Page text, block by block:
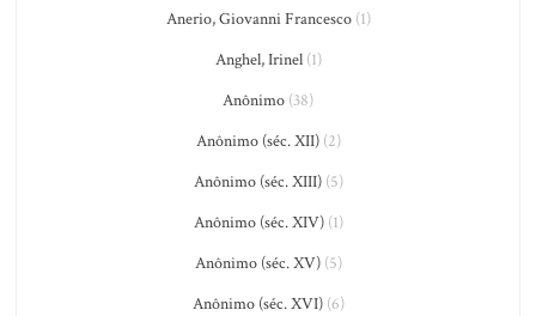
Anerio, Giovanni Francesco(1)
Anghel, Irinel(1)
Anônimo (38)
Anônimo (séc. XII)(2)
Anônimo (séc. XIII)(5)
Anônimo (séc. XIV)(1)
Anônimo (séc. XV)(5)
Anônimo (séc. XVI)(6)